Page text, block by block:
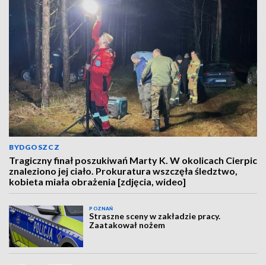
BYDGOSZCZ
Tragiczny finał poszukiwań Marty K. W okolicach Cierpic
znaleziono jej ciało. Prokuratura wszczęła śledztwo,
kobieta miała obrażenia [zdjęcia, wideo]
POZNAŃ
Straszne sceny w zakładzie pracy.
Zaatakował nożem